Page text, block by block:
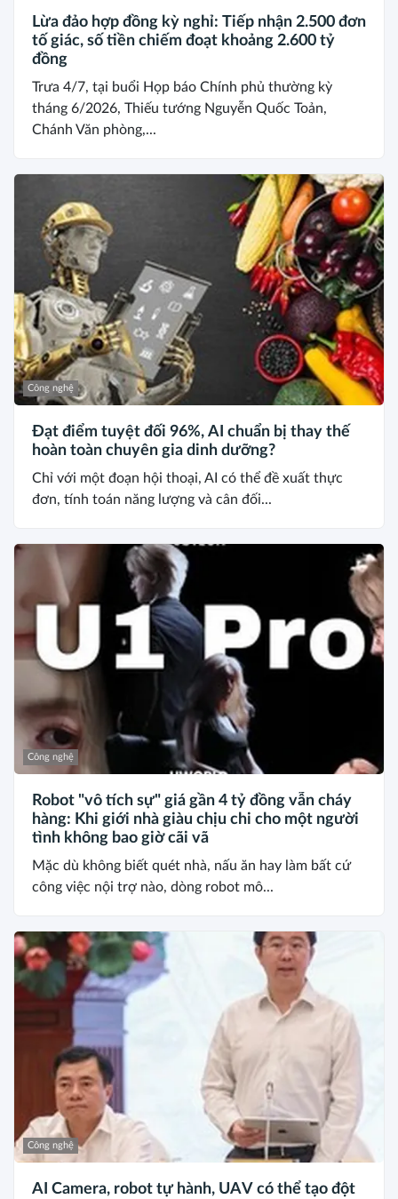
Lừa đảo hợp đồng kỳ nghỉ: Tiếp nhận 2.500 đơn
tố giác, số tiền chiếm đoạt khoảng 2.600 tỷ
đồng
Trưa 4/7, tại buổi Họp báo Chính phủ thường kỳ
tháng 6/2026, Thiếu tướng Nguyễn Quốc Toản,
Chánh Văn phòng,...
Công nghệ
Đạt điểm tuyệt đối 96%, AI chuẩn bị thay thế
hoàn toàn chuyên gia dinh dưỡng?
Chỉ với một đoạn hội thoại, AI có thể đề xuất thực
đơn, tính toán năng lượng và cân đối...
Công nghệ
Robot "vô tích sự" giá gần 4 tỷ đồng vẫn cháy
hàng: Khi giới nhà giàu chịu chi cho một người
tình không bao giờ cãi vã
Mặc dù không biết quét nhà, nấu ăn hay làm bất cứ
công việc nội trợ nào, dòng robot mô...
Công nghệ
AI Camera, robot tự hành, UAV có thể tạo đột